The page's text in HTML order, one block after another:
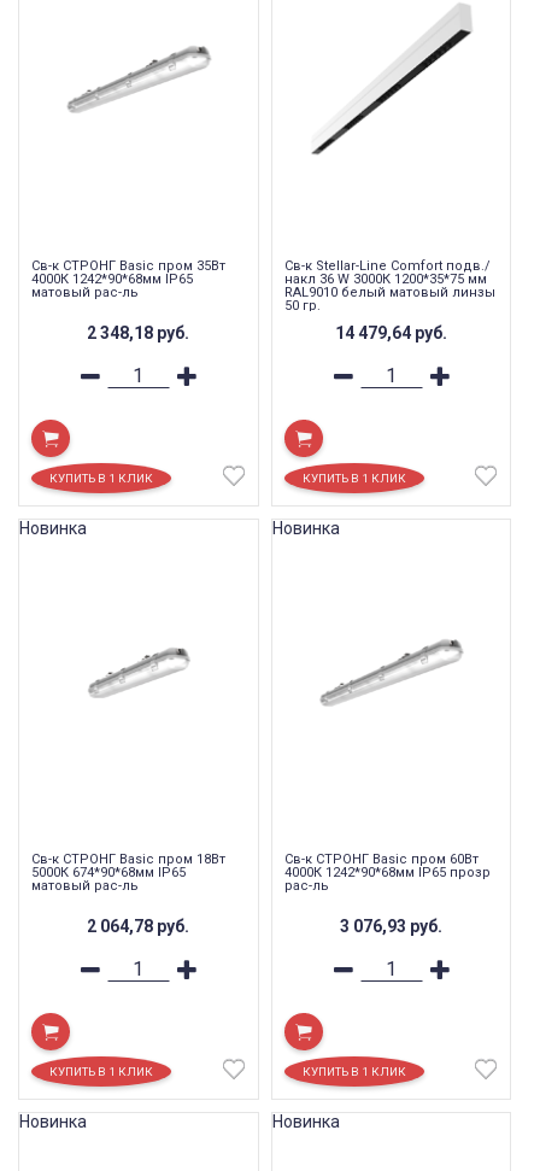
Св-к СТРОНГ Basic пром 35Вт
4000К 1242*90*68мм IP65
матовый рас-ль
2 348,18 руб.
Св-к Stellar-Line Сomfort подв./
накл 36 W 3000К 1200*35*75 мм
RAL9010 белый матовый линзы
50 гр.
14 479,64 руб.
Св-к СТРОНГ Basic пром 18Вт
5000К 674*90*68мм IP65
матовый рас-ль
2 064,78 руб.
Новинка
Св-к СТРОНГ Basic пром 60Вт
4000К 1242*90*68мм IP65 прозр
рас-ль
3 076,93 руб.
Новинка
Новинка Новинка